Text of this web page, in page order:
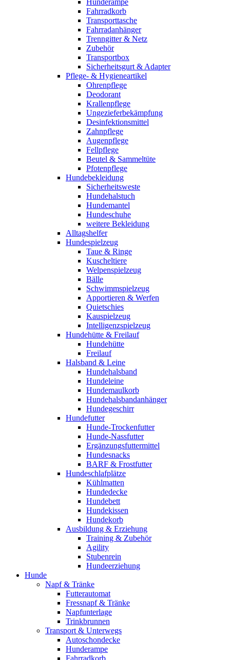
Hunderampe
Fahrradkorb
Transporttasche
Fahrradanhänger
Trenngitter & Netz
Zubehör
Transportbox
Sicherheitsgurt & Adapter
Pflege- & Hygieneartikel
Ohrenpflege
Deodorant
Krallenpflege
Ungezieferbekämpfung
Desinfektionsmittel
Zahnpflege
Augenpflege
Fellpflege
Beutel & Sammeltüte
Pfotenpflege
Hundebekleidung
Sicherheitsweste
Hundehalstuch
Hundemantel
Hundeschuhe
weitere Bekleidung
Alltagshelfer
Hundespielzeug
Taue & Ringe
Kuscheltiere
Welpenspielzeug
Bälle
Schwimmspielzeug
Apportieren & Werfen
Quietschies
Kauspielzeug
Intelligenzspielzeug
Hundehütte & Freilauf
Hundehütte
Freilauf
Halsband & Leine
Hundehalsband
Hundeleine
Hundemaulkorb
Hundehalsbandanhänger
Hundegeschirr
Hundefutter
Hunde-Trockenfutter
Hunde-Nassfutter
Ergänzungsfuttermittel
Hundesnacks
BARF & Frostfutter
Hundeschlafplätze
Kühlmatten
Hundedecke
Hundebett
Hundekissen
Hundekorb
Ausbildung & Erziehung
Training & Zubehör
Agility
Stubenrein
Hundeerziehung
Hunde
Napf & Tränke
Futterautomat
Fressnapf & Tränke
Napfunterlage
Trinkbrunnen
Transport & Unterwegs
Autoschondecke
Hunderampe
Fahrradkorb